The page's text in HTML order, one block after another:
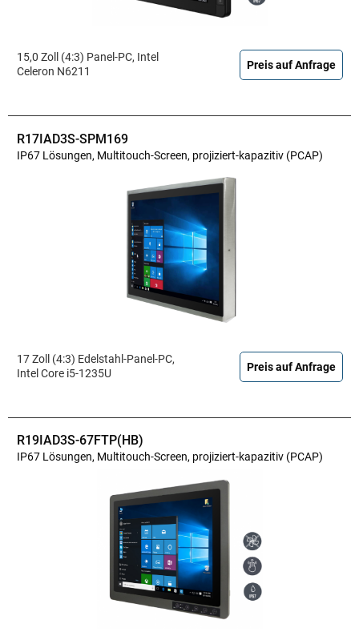
15,0 Zoll (4:3) Panel-PC, Intel
Celeron N6211
Preis auf Anfrage
R17IAD3S-SPM169
IP67 Lösungen, Multitouch-Screen, projiziert-kapazitiv (PCAP)
17 Zoll (4:3) Edelstahl-Panel-PC,
Intel Core i5-1235U
Preis auf Anfrage
R19IAD3S-67FTP(HB)
IP67 Lösungen, Multitouch-Screen, projiziert-kapazitiv (PCAP)